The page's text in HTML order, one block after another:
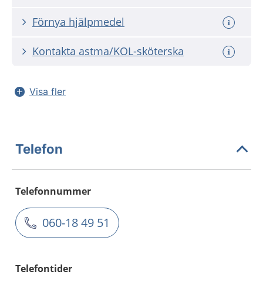
Förnya hjälpmedel
Kontakta astma/KOL-sköterska
Visa fler
Telefon
Telefonnummer
060-18 49 51
Telefontider